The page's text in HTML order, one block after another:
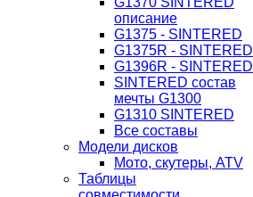
описание
G1375 - SINTERED
G1375R - SINTERED
G1396R - SINTERED
SINTERED состав
мечты G1300
G1310 SINTERED
Все составы
Модели дисков
Мото, скутеры, ATV
Таблицы